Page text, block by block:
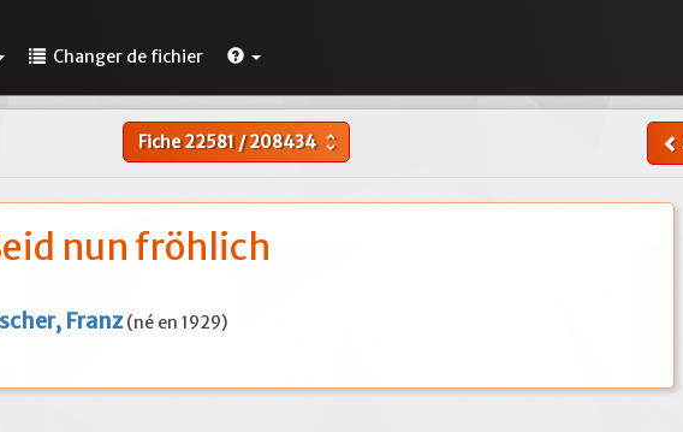
Changer de fichier
Fiche22581/208434 unfold_more
nun fröhlich
Franz (né en 1929)